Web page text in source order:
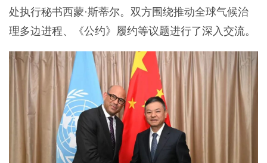
处执行秘书西蒙·斯蒂尔。双方围绕推动全球气候治
理多边进程、《公约》履约等议题进行了深入交流。